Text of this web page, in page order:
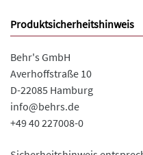
Produktsicherheitshinweis
Behr's GmbH
Averhoffstraße 10
D-22085 Hamburg
info@behrs.de
+49 40 227008-0